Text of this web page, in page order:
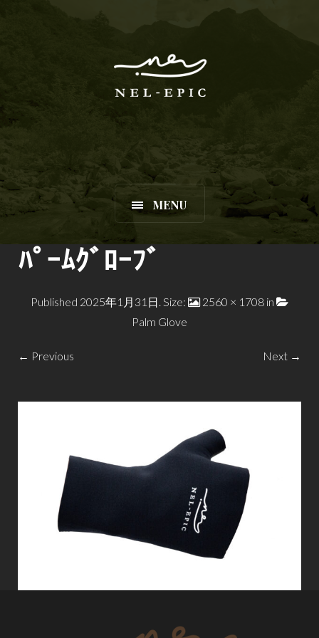
MENU
ﾊﾟｰﾑｸﾞﾛｰﾌﾞ
Published 2025年1月31日. Size: 2560 × 1708 in
Palm Glove
← Previous Next →